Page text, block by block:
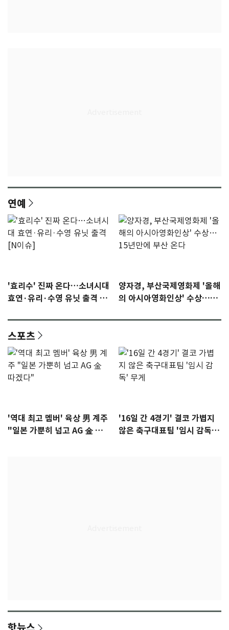
연예
'효리수' 진짜 온다…소녀시대
효연·유리·수영 유닛 출격 [N
양자경, 부산국제영화제 '올해
의 아시아영화인상' 수상…15
스포츠
'역대 최고 멤버' 육상 男 계주
"일본 가뿐히 넘고 AG 金 따겠
'16일 간 4경기' 결코 가볍지
않은 축구대표팀 '임시 감독'
핫뉴스